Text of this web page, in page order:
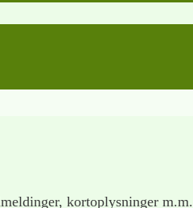
kortoplysninger m.m.